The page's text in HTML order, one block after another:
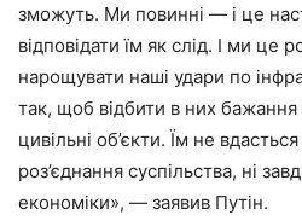
зможуть. Ми повинні — і це
відповідати їм як слід. І ми це
нарощувати наші удари по
так, щоб відбити в них бажання
цивільні об’єкти. Їм не
роз’єднання суспільства, ні
економіки», — заявив Путін.